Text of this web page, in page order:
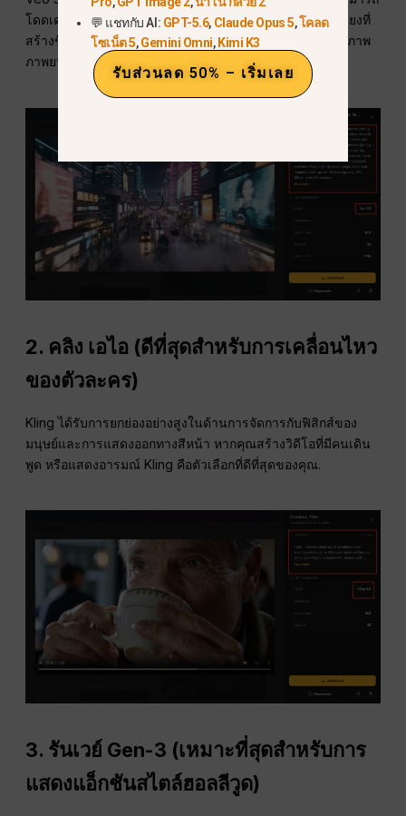
โดดเด่นในการเข้าใจคำสั่งที่ซับซ้อนและสร้างวิดีโอพร้อมเสียงที่
สร้างขึ้นโดยตรง ปัจจุบันเป็นทางเลือกที่ใกล้เคียงที่สุดกับคุณภาพ
ภาพยนตร์ของ Sora.
2. คลิง เอไอ (ดีที่สุดสำหรับการเคลื่อนไหว
ของตัวละคร)
Kling ได้รับการยกย่องอย่างสูงในด้านการจัดการกับฟิสิกส์ของ
มนุษย์และการแสดงออกทางสีหน้า หากคุณสร้างวิดีโอที่มีคนเดิน
พูด หรือแสดงอารมณ์ Kling คือตัวเลือกที่ดีที่สุดของคุณ.
3. รันเวย์ Gen-3 (เหมาะที่สุดสำหรับการ
แสดงแอ็กชันสไตล์ฮอลลีวูด)
💬 แชทกับ AI: GPT-5.6, Claude Opus 5,โคลด
โซเน็ต 5,Gemini Omni,Kimi K3
รับส่วนลด 50% – เริ่มเลย